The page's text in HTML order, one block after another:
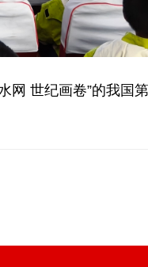
世纪画卷”的我国第